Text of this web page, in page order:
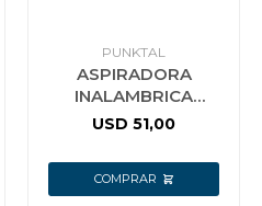
PUNKTAL
ASPIRADORA
INALAMBRICA
PUNKTAL PK-AP410
USD 51,00